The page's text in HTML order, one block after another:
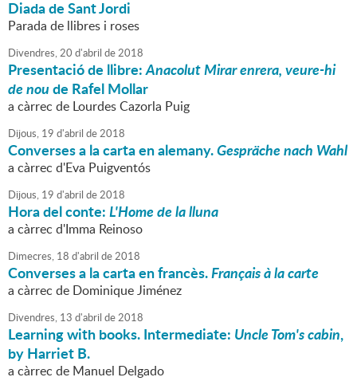
Diada de Sant Jordi
Parada de llibres i roses
Divendres,20 d'abril de2018
Presentació de llibre:Anacolut Mirar enrera, veure-hi
de noude Rafel Mollar
a càrrec de Lourdes Cazorla Puig
Dijous, 19 d'abril de2018
Converses a la carta en alemany.Gespräche nach Wahl
a càrrec d'Eva Puigventós
Dijous, 19 d'abril de2018
Hora del conte:L'Home de la lluna
a càrrec d'Imma Reinoso
Dimecres, 18 d'abril de2018
Converses a la carta en francès.Français à la carte
a càrrec de Dominique Jiménez
Divendres, 13 d'abril de2018
Learning with books. Intermediate: Uncle Tom's cabin,
by Harriet B.
a càrrec de Manuel Delgado